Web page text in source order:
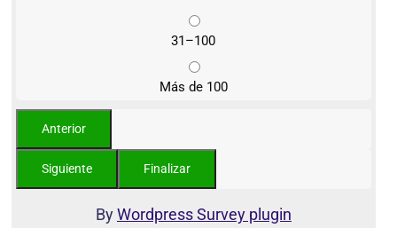
31–100
Más de 100
ByWordpress Survey plugin